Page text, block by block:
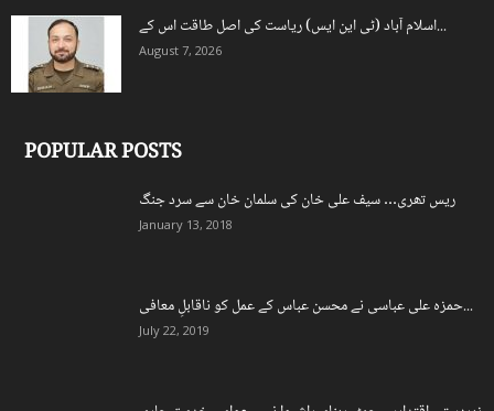
اسلام آباد (ٹی این ایس) ریاست کی اصل طاقت اس کے...
August 7, 2026
POPULAR POSTS
ریس تھری… سیف علی خان کی سلمان خان سے سرد جنگ
January 13, 2018
حمزہ علی عباسی نے محسن عباس کے عمل کو ناقابلِ معافی...
July 22, 2019